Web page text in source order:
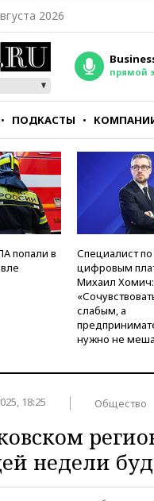
2026
прямой
ПОДКАСТЫ
попали в
Специалист по
цифровым
Михаил Хомич:
слабым, а
нужно не
18:25 Общество
недели